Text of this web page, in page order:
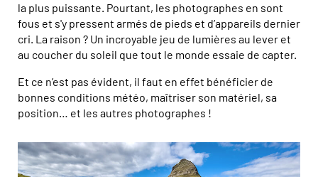
la plus puissante. Pourtant, les photographes en sont
fous et s'y pressent armés de pieds et d’appareils dernier
cri. La raison ? Un incroyable jeu de lumières au lever et
au coucher du soleil que tout le monde essaie de capter.
Et ce n’est pas évident, il faut en effet bénéficier de
bonnes conditions météo, maîtriser son matériel, sa
position… et les autres photographes !